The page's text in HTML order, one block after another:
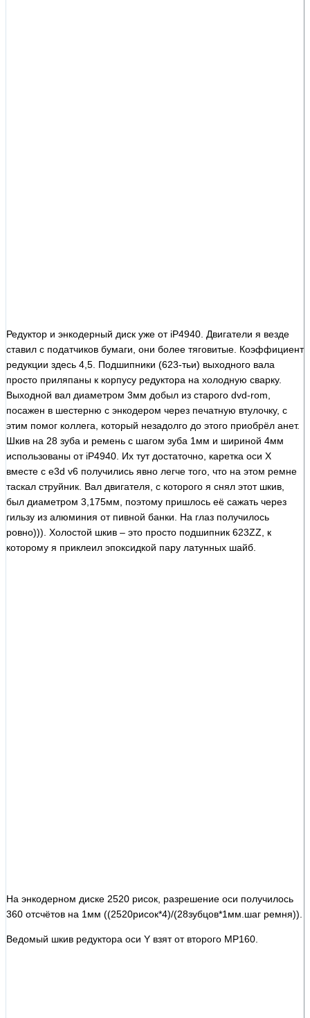
Редуктор и энкодерный диск уже от iP4940. Двигатели я везде
ставил с податчиков бумаги, они более тяговитые. Коэффициент
редукции здесь 4,5. Подшипники (623-тьи) выходного вала
просто приляпаны к корпусу редуктора на холодную сварку.
Выходной вал диаметром 3мм добыл из старого dvd-rom,
посажен в шестерню с энкодером через печатную втулочку, с
этим помог коллега, который незадолго до этого приобрёл анет.
Шкив на 28 зуба и ремень с шагом зуба 1мм и шириной 4мм
использованы от iP4940. Их тут достаточно, каретка оси X
вместе с e3d v6 получились явно легче того, что на этом ремне
таскал струйник. Вал двигателя, с которого я снял этот шкив,
был диаметром 3,175мм, поэтому пришлось её сажать через
гильзу из алюминия от пивной банки. На глаз получилось
ровно))). Холостой шкив – это просто подшипник 623ZZ, к
которому я приклеил эпоксидкой пару латунных шайб.
На энкодерном диске 2520 рисок, разрешение оси получилось
360 отсчётов на 1мм ((2520рисок*4)/(28зубцов*1мм.шаг ремня)).
Ведомый шкив редуктора оси Y взят от второго MP160.